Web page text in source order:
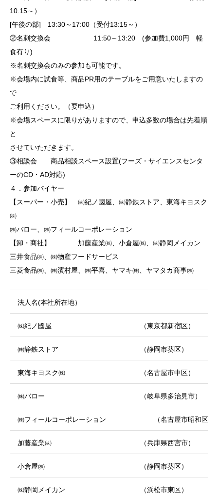
10:15～）
[午後の部] 13:30～17:00（受付13:15～）
②名刺交換会 11:50～13:20 (参加費1,000円 軽
食有り)
※名刺交換会のみの参加も可能です。
※会場内に試食等、商品PR用のテーブルをご用意いたしますの
で
ご利用ください。（要申込）
※会場スペースに限りがありますので、申込多数の場合は先着順
と
させていただきます。
③相談会 商品相談スペース設置(フーズ・サイエンスセンタ
ーのCD・AD対応)
４．参加バイヤー
【スーパー・小売】 ㈱紀ノ國屋、㈱静鉄ストア、東海キヨスク
㈱
㈱バロー、㈱フィールコーポレーション
【卸・商社】 加藤産業㈱、小倉屋㈱、㈱静岡メイカン
三井食品㈱、㈱物産フードサービス
三菱食品㈱、㈱濱村屋、㈱平喜、ヤマキ㈱、ヤマタカ商事㈱
法人名(本社所在地）
㈱紀ノ國屋 （東京都新宿区）
㈱静鉄ストア （静岡市葵区）
東海キヨスク㈱ （名古屋市中区）
㈱バロー （岐阜県多治見市）
㈱フィールコーポレーション （名古屋市昭和区）
加藤産業㈱ （兵庫県西宮市）
小倉屋㈱ （静岡市葵区）
㈱静岡メイカン （浜松市東区）